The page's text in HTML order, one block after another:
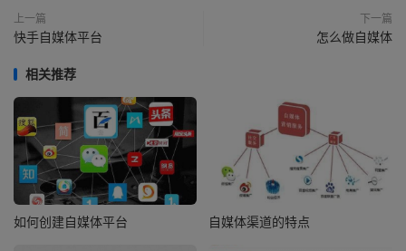
上一篇
快手自媒体平台
下一篇
怎么做自媒体
相关推荐
如何创建自媒体平台 自媒体渠道的特点